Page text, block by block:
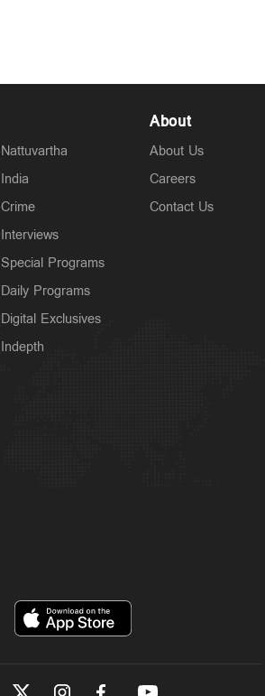
Nattuvartha
India
Crime
Interviews
Special Programs
Daily Programs
Digital Exclusives
Indepth
About
About Us
Careers
Contact Us